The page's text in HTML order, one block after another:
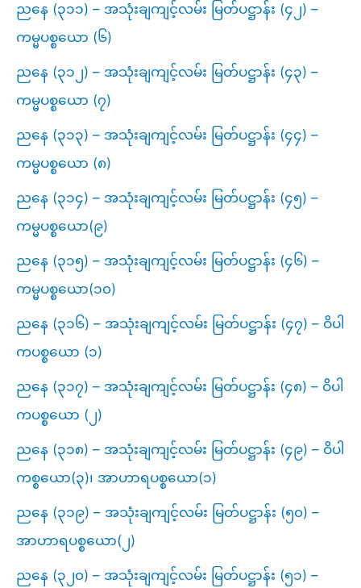
ညနေ (၃၁၁) – အသုံးချကျင့်လမ်း မြတ်ပဋ္ဌာန်း (၄၂) –
ကမ္မပစ္စယော (၆)
ညနေ (၃၁၂) – အသုံးချကျင့်လမ်း မြတ်ပဋ္ဌာန်း (၄၃) –
ကမ္မပစ္စယော (၇)
ညနေ (၃၁၃) – အသုံးချကျင့်လမ်း မြတ်ပဋ္ဌာန်း (၄၄) –
ကမ္မပစ္စယော (၈)
ညနေ (၃၁၄) – အသုံးချကျင့်လမ်း မြတ်ပဋ္ဌာန်း (၄၅) –
ကမ္မပစ္စယော(၉)
ညနေ (၃၁၅) – အသုံးချကျင့်လမ်း မြတ်ပဋ္ဌာန်း (၄၆) –
ကမ္မပစ္စယော(၁၀)
ညနေ (၃၁၆) – အသုံးချကျင့်လမ်း မြတ်ပဋ္ဌာန်း (၄၇) – ဝိပါ
ကပစ္စယော (၁)
ညနေ (၃၁၇) – အသုံးချကျင့်လမ်း မြတ်ပဋ္ဌာန်း (၄၈) – ဝိပါ
ကပစ္စယော (၂)
ညနေ (၃၁၈) – အသုံးချကျင့်လမ်း မြတ်ပဋ္ဌာန်း (၄၉) – ဝိပါ
ကစ္စယော(၃)၊ အာဟာရပစ္စယော(၁)
ညနေ (၃၁၉) – အသုံးချကျင့်လမ်း မြတ်ပဋ္ဌာန်း (၅၀) –
အာဟာရပစ္စယော(၂)
ညနေ (၃၂၀) – အသုံးချကျင့်လမ်း မြတ်ပဋ္ဌာန်း (၅၁) –